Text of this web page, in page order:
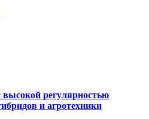
регулярностью
и агротехники